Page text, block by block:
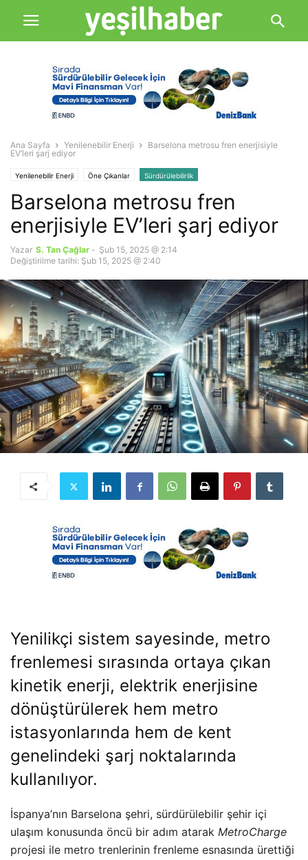
Ana Sayfa Yenilenebilir Enerji
Barselona metrosu fren enerjisiyle
EV’leri şarj ediyor
Yenilenebilir Enerji Öne Çıkanlar Sürdürülebilirlik
Barselona metrosu fren
enerjisiyle EV’leri şarj ediyor
Yazar S. Tan Çağlar - Şub 15, 2025 @ 2:14
Değiştirilme tarihi: Şub 15, 2025 @ 2:40
Yenilikçi sistem sayesinde, metro
frenlemesi sırasında ortaya çıkan
kinetik enerji, elektrik enerjisine
dönüştürülerek hem metro
istasyonlarında hem de kent
genelindeki şarj noktalarında
kullanılıyor.
İspanya’nın Barselona şehri, sürdürülebilir şehir içi
ulaşım konusunda öncü bir adım atarak MetroCharge
projesi ile metro trenlerinin frenleme esnasında ürettiği